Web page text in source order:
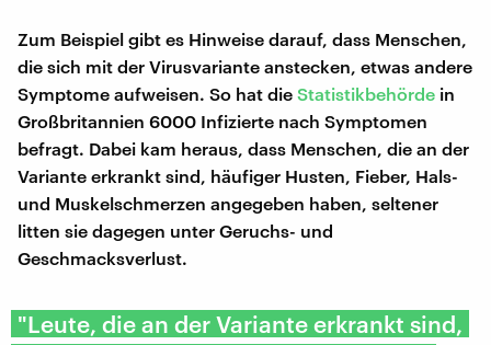
Zum Beispiel gibt es Hinweise darauf, dass Menschen,
die sich mit der Virusvariante anstecken, etwas andere
Symptome aufweisen. So hat die Statistikbehörde in
Großbritannien 6000 Infizierte nach Symptomen
befragt. Dabei kam heraus, dass Menschen, die an der
Variante erkrankt sind, häufiger Husten, Fieber, Hals-
und Muskelschmerzen angegeben haben, seltener
litten sie dagegen unter Geruchs- und
Geschmacksverlust.
"Leute, die an der Variante erkrankt sind,